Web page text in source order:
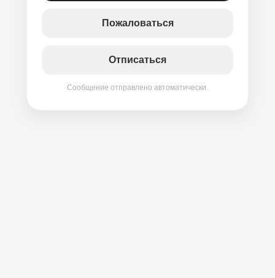
Пожаловаться
Отписаться
Сообщение отправлено автоматически.